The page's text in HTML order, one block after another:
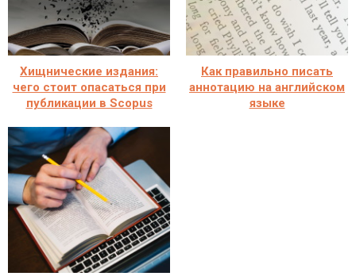
Хищнические издания:
чего стоит опасаться при
публикации в Scopus
Как правильно писать
аннотацию на английском
языке